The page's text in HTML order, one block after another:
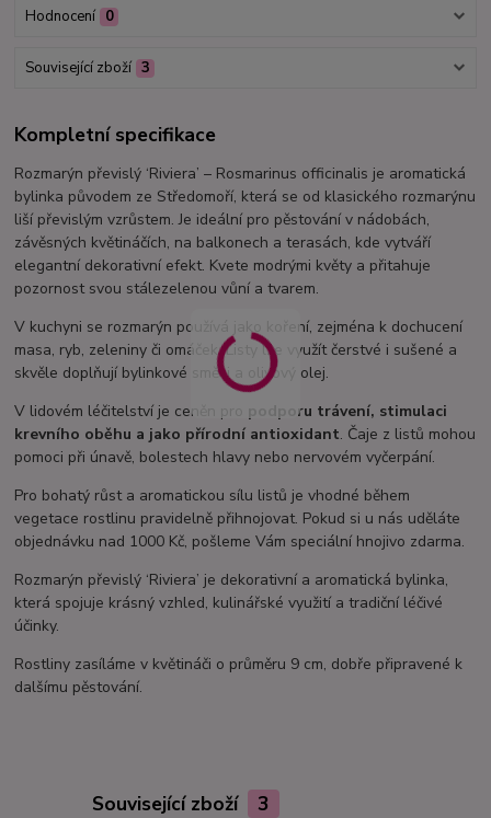
Hodnocení 0
Související zboží 3
Kompletní specifikace
Rozmarýn převislý ‘Riviera’ – Rosmarinus officinalis je aromatická
bylinka původem ze Středomoří, která se od klasického rozmarýnu
liší převislým vzrůstem. Je ideální pro pěstování v nádobách,
závěsných květináčích, na balkonech a terasách, kde vytváří
elegantní dekorativní efekt. Kvete modrými květy a přitahuje
pozornost svou stálezelenou vůní a tvarem.
V kuchyni se rozmarýn používá jako koření, zejména k dochucení
masa, ryb, zeleniny či omáček. Listy lze využít čerstvé i sušené a
skvěle doplňují bylinkové směsi a olivový olej.
V lidovém léčitelství je ceněn pro
podporu trávení, stimulaci
krevního oběhu a jako přírodní antioxidant. Čaje z listů mohou
pomoci při únavě, bolestech hlavy nebo nervovém vyčerpání.
Pro bohatý růst a aromatickou sílu listů je vhodné během
vegetace rostlinu pravidelně přihnojovat. Pokud si u nás uděláte
objednávku nad 1000 Kč, pošleme Vám speciální hnojivo zdarma.
Rozmarýn převislý ‘Riviera’ je dekorativní a aromatická bylinka,
která spojuje krásný vzhled, kulinářské využití a tradiční léčivé
účinky.
Rostliny zasíláme v květináči o průměru 9 cm, dobře připravené k
dalšímu pěstování.
Související zboží 3